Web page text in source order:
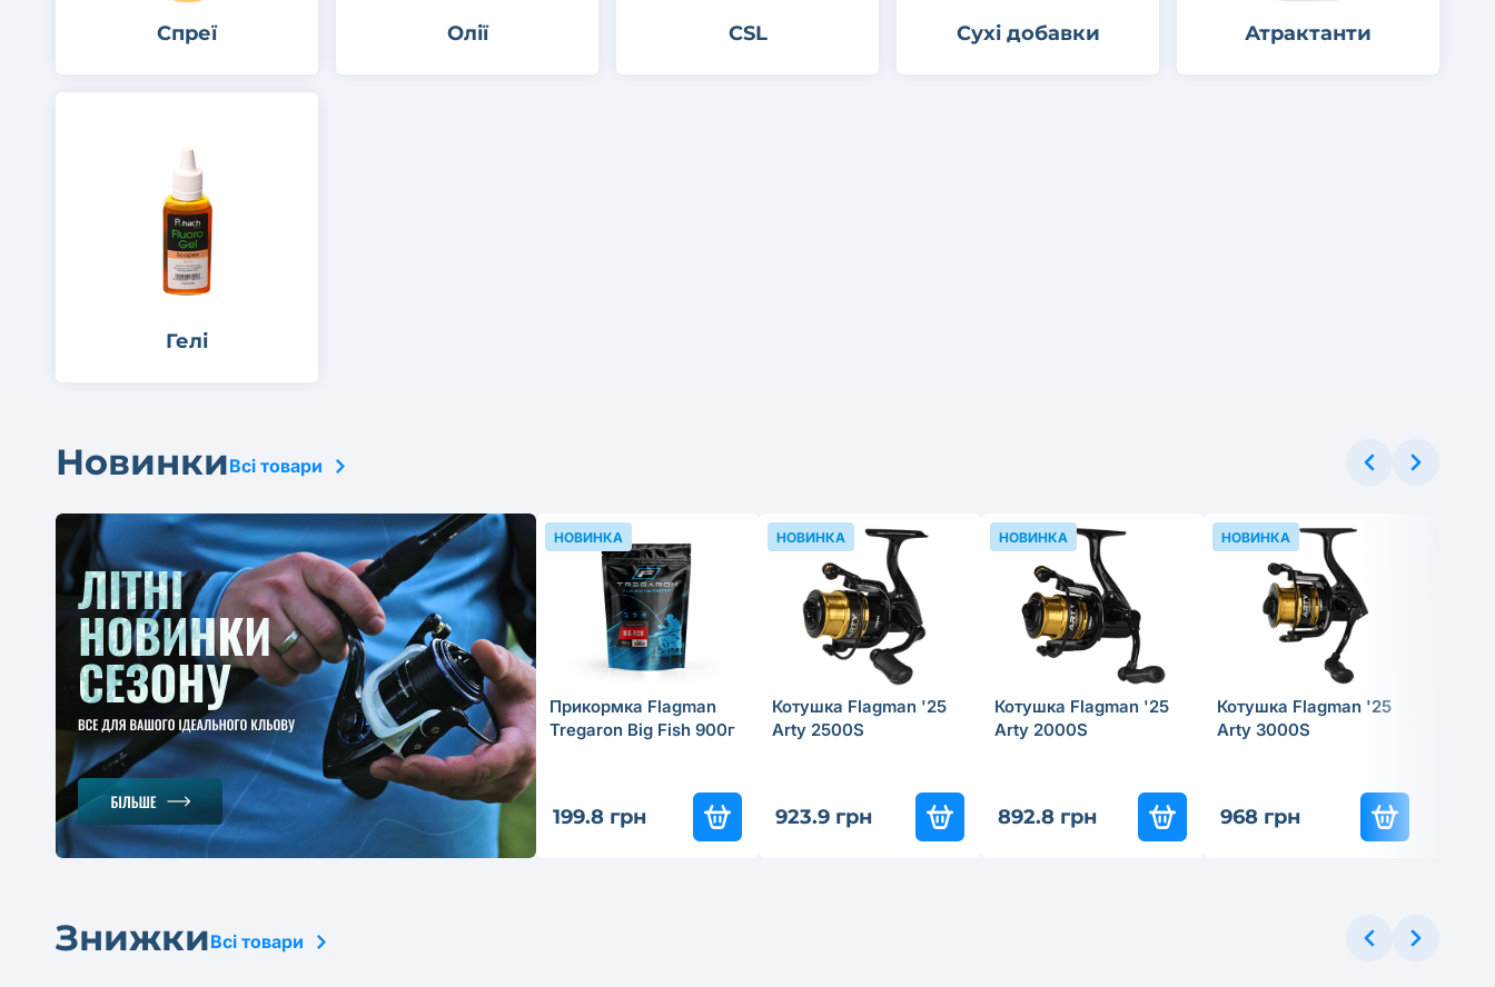
Спреї Олії CSL Сухі добавки Атрактанти
Гелі
НовинкиВсі товари
Прикормка Flagman
Tregaron Big Fish 900г
199.8 грн
НОВИНКА
Котушка Flagman '25
Arty 2500S
923.9 грн
НОВИНКА
Котушка Flagman '25
Arty 2000S
892.8 грн
НОВИНКА
Котушка Flagman '25
Arty 3000S
968 грн
НОВИНКА
ЗнижкиВсі товари